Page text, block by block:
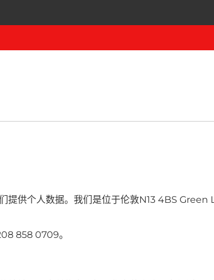
提供个人数据。我们是位于伦敦N13 4BS
858 0709。